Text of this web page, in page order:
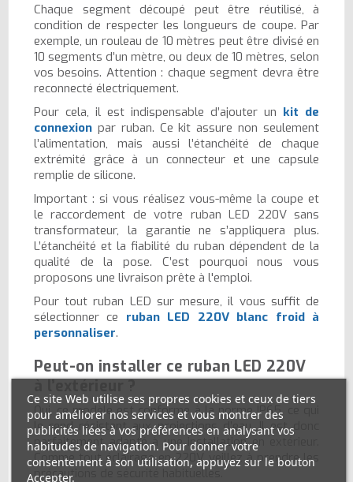
Chaque segment découpé peut être réutilisé, à
condition de respecter les longueurs de coupe. Par
exemple, un rouleau de 10 mètres peut être divisé en
10 segments d’un mètre, ou deux de 10 mètres, selon
vos besoins. Attention : chaque segment devra être
reconnecté électriquement.
Pour cela, il est indispensable d’ajouter un kit de
connexion par ruban. Ce kit assure non seulement
l’alimentation, mais aussi l’étanchéité de chaque
extrémité grâce à un connecteur et une capsule
remplie de silicone.
Important : si vous réalisez vous-même la coupe et
le raccordement de votre ruban LED 220V sans
transformateur, la garantie ne s’appliquera plus.
L’étanchéité et la fiabilité du ruban dépendent de la
qualité de la pose. C’est pourquoi nous vous
proposons une livraison prête à l'emploi.
Pour tout ruban LED sur mesure, il vous suffit de
sélectionner ce ruban LED 220V blanc froid à
personnaliser.
Peut-on installer ce ruban LED 220V
Oui, ce modèle est conforme à la norme IP65, ce qui
le rend résistant aux projections d’eau. Il est donc
parfaitement adapté à une installation en extérieur.
Comme tout éclairage en 220V, veillez à prendre les
précautions de sécurité habituelles.
Ce site Web utilise ses propres cookies et ceux de tiers
pour améliorer nos services et vous montrer des
publicités liées à vos préférences en analysant vos
habitudes de navigation. Pour donner votre
consentement à son utilisation, appuyez sur le bouton
Accepter.